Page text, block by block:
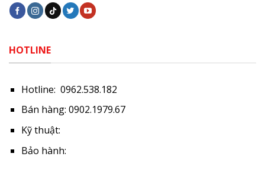
HOTLINE
Hotline: 0962.538.182
Bán hàng: 0902.1979.67
Kỹ thuật:
Bảo hành: